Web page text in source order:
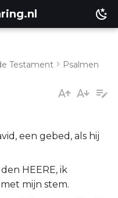
Testament Psalmen
een gebed, als hij
HEERE, ik
mijn stem.